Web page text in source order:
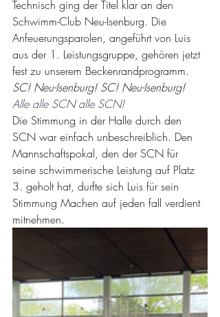
Technisch ging der Titel klar an den
Schwimm-Club Neu-Isenburg. Die
Anfeuerungsparolen, angeführt von Luis
aus der 1. Leistungsgruppe, gehören jetzt
fest zu unserem Beckenrandprogramm.
SC! Neu-Isenburg! SC! Neu-Isenburg!
Alle alle SCN alle SCN!
Die Stimmung in der Halle durch den
SCN war einfach unbeschreiblich. Den
Mannschaftspokal, den der SCN für
seine schwimmerische Leistung auf Platz
3. geholt hat, durfte sich Luis für sein
Stimmung Machen auf jeden fall verdient
mitnehmen.